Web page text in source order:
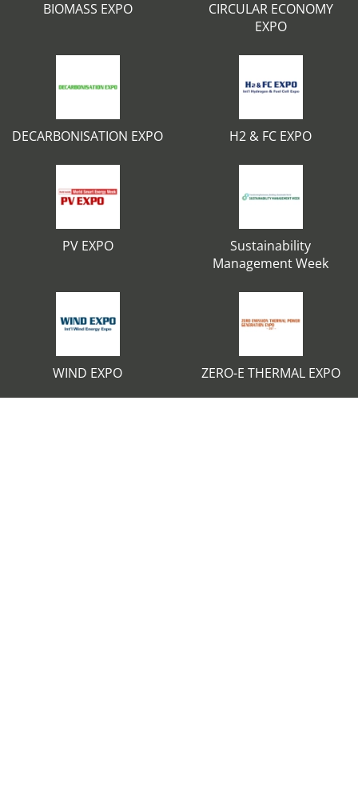
BIOMASS EXPO
CIRCULAR ECONOMY
EXPO
DECARBONISATION EXPO H2 & FC EXPO
PV EXPO
Sustainability
Management Week
WIND EXPO ZERO-E THERMAL EXPO